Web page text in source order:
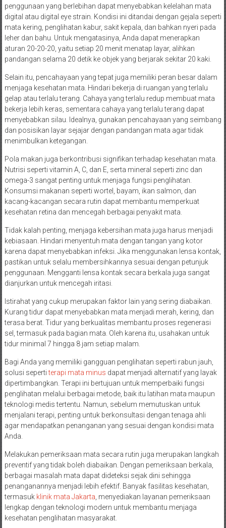
penggunaan yang berlebihan dapat menyebabkan kelelahan mata
digital atau digital eye strain. Kondisi ini ditandai dengan gejala seperti
mata kering, penglihatan kabur, sakit kepala, dan bahkan nyeri pada
leher dan bahu. Untuk mengatasinya, Anda dapat menerapkan
aturan 20-20-20, yaitu setiap 20 menit menatap layar, alihkan
pandangan selama 20 detik ke objek yang berjarak sekitar 20 kaki.
Selain itu, pencahayaan yang tepat juga memiliki peran besar dalam
menjaga kesehatan mata. Hindari bekerja di ruangan yang terlalu
gelap atau terlalu terang. Cahaya yang terlalu redup membuat mata
bekerja lebih keras, sementara cahaya yang terlalu terang dapat
menyebabkan silau. Idealnya, gunakan pencahayaan yang seimbang
dan posisikan layar sejajar dengan pandangan mata agar tidak
menimbulkan ketegangan.
Pola makan juga berkontribusi signifikan terhadap kesehatan mata.
Nutrisi seperti vitamin A, C, dan E, serta mineral seperti zinc dan
omega-3 sangat penting untuk menjaga fungsi penglihatan.
Konsumsi makanan seperti wortel, bayam, ikan salmon, dan
kacang-kacangan secara rutin dapat membantu memperkuat
kesehatan retina dan mencegah berbagai penyakit mata.
Tidak kalah penting, menjaga kebersihan mata juga harus menjadi
kebiasaan. Hindari menyentuh mata dengan tangan yang kotor
karena dapat menyebabkan infeksi. Jika menggunakan lensa kontak,
pastikan untuk selalu membersihkannya sesuai dengan petunjuk
penggunaan. Mengganti lensa kontak secara berkala juga sangat
dianjurkan untuk mencegah iritasi.
Istirahat yang cukup merupakan faktor lain yang sering diabaikan.
Kurang tidur dapat menyebabkan mata menjadi merah, kering, dan
terasa berat. Tidur yang berkualitas membantu proses regenerasi
sel, termasuk pada bagian mata. Oleh karena itu, usahakan untuk
tidur minimal 7 hingga 8 jam setiap malam.
Bagi Anda yang memiliki gangguan penglihatan seperti rabun jauh,
solusi sepertiterapi mata minus dapat menjadi alternatif yang layak
dipertimbangkan. Terapi ini bertujuan untuk memperbaiki fungsi
penglihatan melalui berbagai metode, baik itu latihan mata maupun
teknologi medis tertentu. Namun, sebelum memutuskan untuk
menjalani terapi, penting untuk berkonsultasi dengan tenaga ahli
agar mendapatkan penanganan yang sesuai dengan kondisi mata
Anda.
Melakukan pemeriksaan mata secara rutin juga merupakan langkah
preventif yang tidak boleh diabaikan. Dengan pemeriksaan berkala,
berbagai masalah mata dapat dideteksi sejak dini sehingga
penanganannya menjadi lebih efektif. Banyak fasilitas kesehatan,
termasuk klinik mata Jakarta , menyediakan layanan pemeriksaan
lengkap dengan teknologi modern untuk membantu menjaga
kesehatan penglihatan masyarakat.